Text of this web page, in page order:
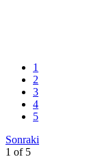
1
2
3
4
5
Sonraki
1 of 5